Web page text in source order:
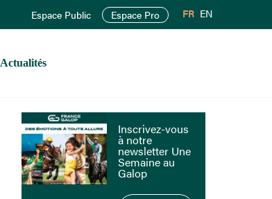
Espace Public Espace Pro FR EN
Actualités
Inscrivez-vous
à notre
newsletter Une
Semaine au
Galop